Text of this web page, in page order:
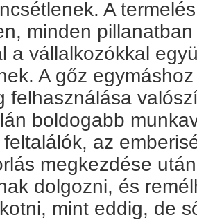
A
minden
a vállalkozókkal
A gőz
felhasználása
boldogabb
az
megkezdése
dolgozni, és
mint eddig, de